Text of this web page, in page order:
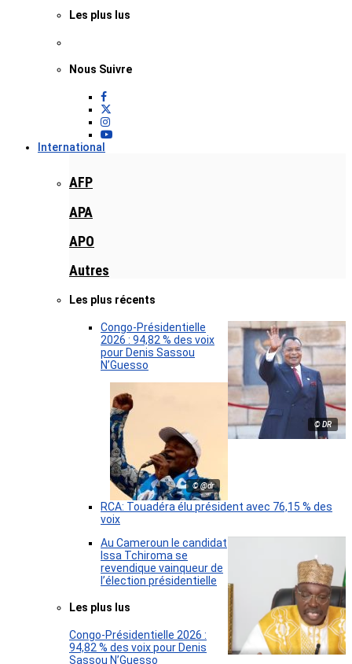
Les plus lus
Nous Suivre
International
AFP
APA
APO
Autres
Les plus récents
© DR
Congo-Présidentielle
2026 : 94,82 % des voix
pour Denis Sassou
N’Guesso
© @dr
RCA: Touadéra élu président avec 76,15 % des
voix
Au Cameroun le candidat
Issa Tchiroma se
revendique vainqueur de
l’élection présidentielle
Les plus lus
Congo-Présidentielle 2026 :
94,82 % des voix pour Denis
Sassou N’Guesso